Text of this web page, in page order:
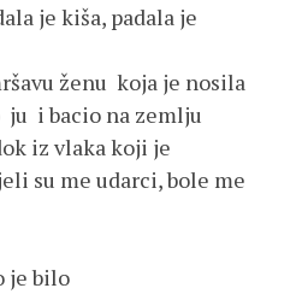
je kiša, padala je
ženu koja je nosila
ju i bacio na zemlju
iz vlaka koji je
su me udarci, bole me
je bilo